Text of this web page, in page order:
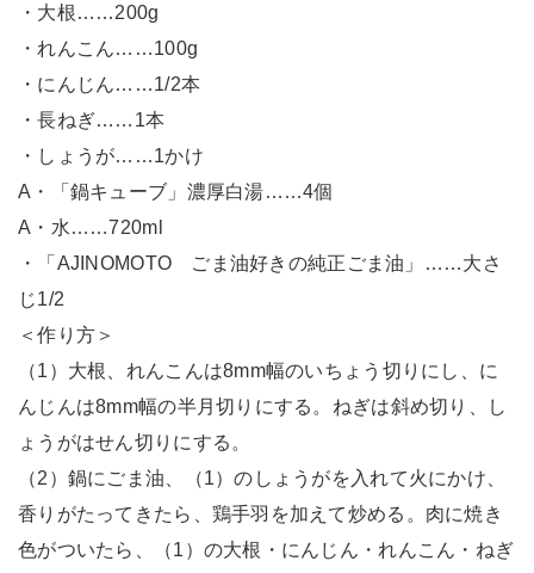
・大根……200g
・れんこん……100g
・にんじん……1/2本
・長ねぎ……1本
・しょうが……1かけ
A・「鍋キューブ」濃厚白湯……4個
A・水……720ml
・「AJINOMOTO ごま油好きの純正ごま油」……大さ
じ1/2
＜作り方＞
（1）大根、れんこんは8mm幅のいちょう切りにし、に
んじんは8mm幅の半月切りにする。ねぎは斜め切り、し
ょうがはせん切りにする。
（2）鍋にごま油、（1）のしょうがを入れて火にかけ、
香りがたってきたら、鶏手羽を加えて炒める。肉に焼き
色がついたら、（1）の大根・にんじん・れんこん・ねぎ